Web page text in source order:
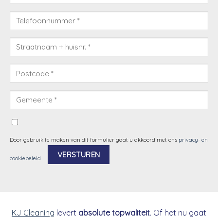
Door gebruik te maken van dit formulier gaat u akkoord met ons privacy- en
cookiebeleid.
KJ Cleaning levert absolute topwaliteit. Of het nu gaat